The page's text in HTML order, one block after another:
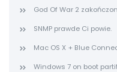
God Of War 2
SNMP prawde Ci powie.
Mac OS X + Blue
Windows 7 on boot